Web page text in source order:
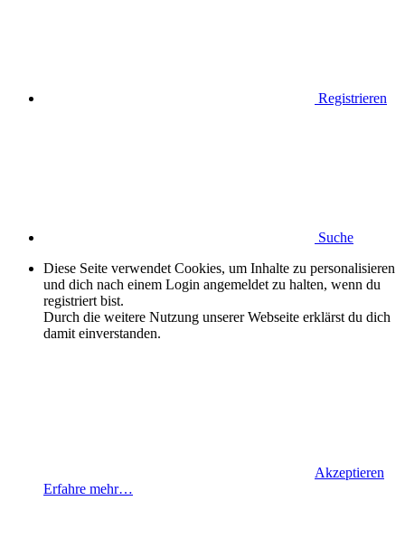
Registrieren
Suche
Diese Seite verwendet Cookies, um Inhalte zu personalisieren
und dich nach einem Login angemeldet zu halten, wenn du
registriert bist.
Durch die weitere Nutzung unserer Webseite erklärst du dich
damit einverstanden.
Akzeptieren
Erfahre mehr…